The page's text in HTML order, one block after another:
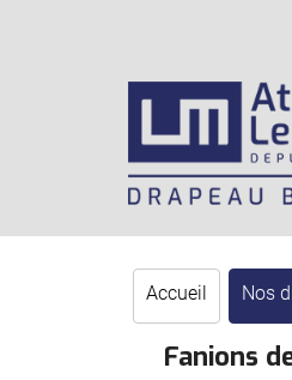
Accueil Nos
Fanions